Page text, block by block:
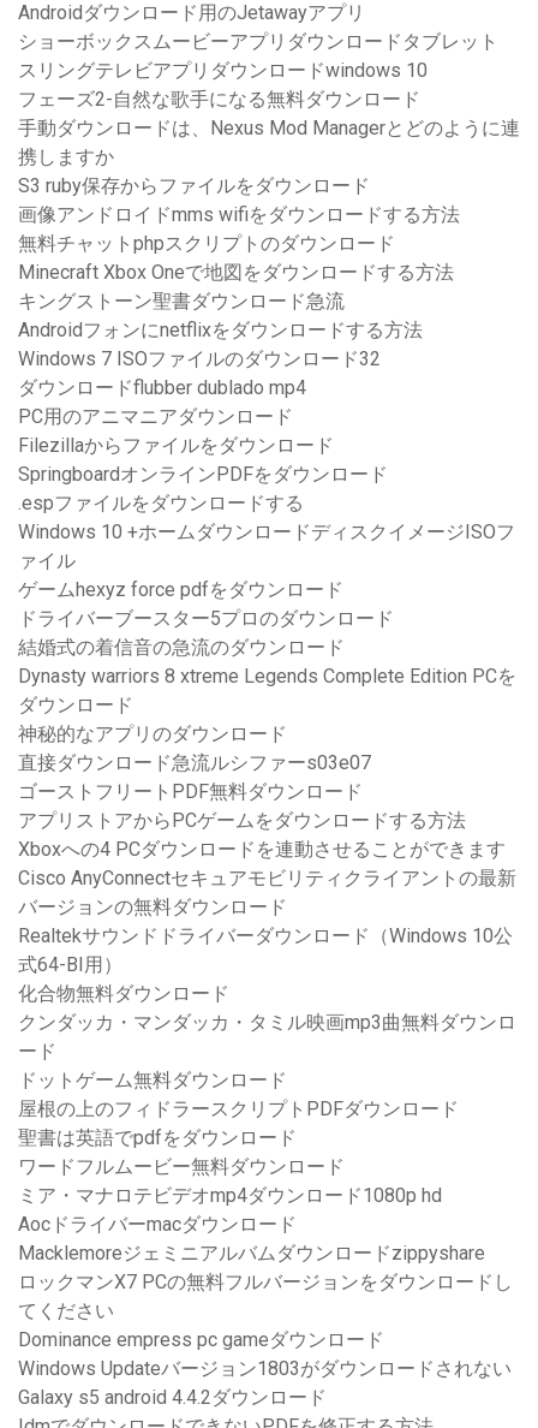
Androidダウンロード用のJetawayアプリ
ショーボックスムービーアプリダウンロードタブレット
スリングテレビアプリダウンロードwindows 10
フェーズ2-自然な歌手になる無料ダウンロード
手動ダウンロードは、Nexus Mod Managerとどのように連
携しますか
S3 ruby​​保存からファイルをダウンロード
画像アンドロイドmms wifiをダウンロードする方法
無料チャットphpスクリプトのダウンロード
Minecraft Xbox Oneで地図をダウンロードする方法
キングストーン聖書ダウンロード急流
Androidフォンにnetflixをダウンロードする方法
Windows 7 ISOファイルのダウンロード32
ダウンロードflubber dublado mp4
PC用のアニマニアダウンロード
Filezillaからファイルをダウンロード
SpringboardオンラインPDFをダウンロード
.espファイルをダウンロードする
Windows 10 +ホームダウンロードディスクイメージISOフ
ァイル
ゲームhexyz force pdfをダウンロード
ドライバーブースター5プロのダウンロード
結婚式の着信音の急流のダウンロード
Dynasty warriors 8 xtreme Legends Complete Edition PCを
ダウンロード
神秘的なアプリのダウンロード
直接ダウンロード急流ルシファーs03e07
ゴーストフリートPDF無料ダウンロード
アプリストアからPCゲームをダウンロードする方法
Xboxへの4 PCダウンロードを連動させることができます
Cisco AnyConnectセキュアモビリティクライアントの最新
バージョンの無料ダウンロード
Realtekサウンドドライバーダウンロード（Windows 10公
式64-BI用）
化合物無料ダウンロード
クンダッカ・マンダッカ・タミル映画mp3曲無料ダウンロ
ード
ドットゲーム無料ダウンロード
屋根の上のフィドラースクリプトPDFダウンロード
聖書は英語でpdfをダウンロード
ワードフルムービー無料ダウンロード
ミア・マナロテビデオmp4ダウンロード1080p hd
Aocドライバーmacダウンロード
Macklemoreジェミニアルバムダウンロードzippyshare
ロックマンX7 PCの無料フルバージョンをダウンロードし
てください
Dominance empress pc gameダウンロード
Windows Updateバージョン1803がダウンロードされない
Galaxy s5 android 4.4.2ダウンロード